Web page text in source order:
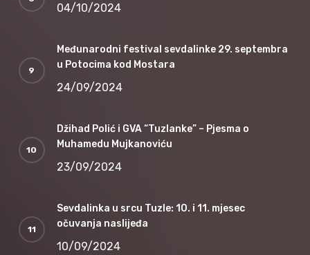
04/10/2024
Međunarodni festival sevdalinke 29. septembra
u Potocima kod Mostara
24/09/2024
Džihad Polić i GVA “Tuzlanke” – Pjesma o
Muhamedu Mujkanoviću
23/09/2024
Sevdalinka u srcu Tuzle: 10. i 11. mjesec
očuvanja naslijeđa
10/09/2024